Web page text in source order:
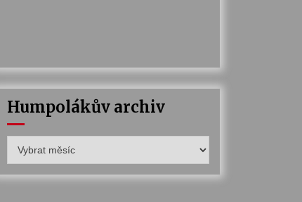
Humpolákův archiv
archiv